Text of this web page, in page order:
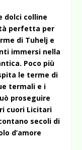
dolci colline
perfetta per
di Tuhelj e
immersi nella
Poco più
le terme di
termali e i
proseguire
cuori Licitari
secoli di
d’amore